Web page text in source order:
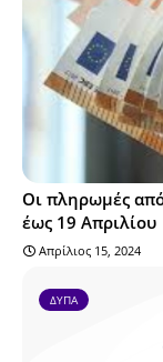
Οι πληρωμές
έως 19 Απριλίου
Απρίλιος 15, 2024
ΔΥΠΑ